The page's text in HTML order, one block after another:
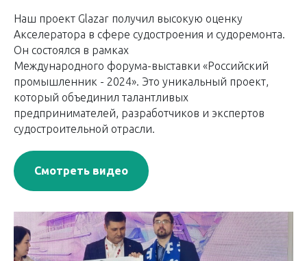
Наш проект Glazar получил высокую оценку
Акселератора в сфере судостроения и судоремонта.
Он состоялся в рамках
Международного форума-выставки «Российский
промышленник - 2024». Это уникальный проект,
который объединил талантливых
предпринимателей, разработчиков и экспертов
судостроительной отрасли.
Смотреть видео